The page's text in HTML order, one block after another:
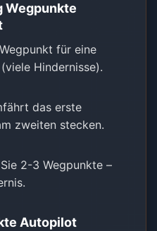
Wegpunkte
für eine
Hindernisse).
das erste
zweiten stecken.
2-3 Wegpunkte –
Autopilot